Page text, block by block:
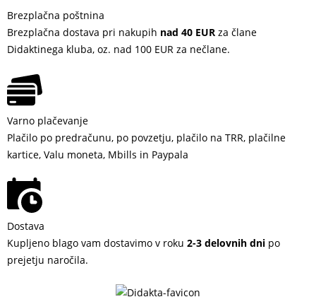
Brezplačna poštnina
Brezplačna dostava pri nakupih nad 40 EUR za člane
Didaktinega kluba, oz. nad 100 EUR za nečlane.
Varno plačevanje
Plačilo po predračunu, po povzetju, plačilo na TRR, plačilne
kartice, Valu moneta, Mbills in Paypala
Dostava
Kupljeno blago vam dostavimo v roku 2-3 delovnih dni po
prejetju naročila.